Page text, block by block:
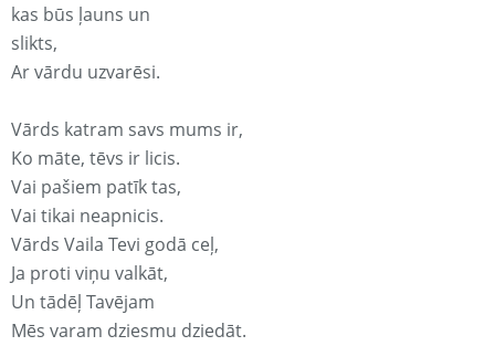
kas būs ļauns un
slikts,
Ar vārdu uzvarēsi.
Vārds katram savs mums ir,
Ko māte, tēvs ir licis.
Vai pašiem patīk tas,
Vai tikai neapnicis.
Vārds Vaila Tevi godā ceļ,
Ja proti viņu valkāt,
Un tādēļ Tavējam
Mēs varam dziesmu dziedāt.